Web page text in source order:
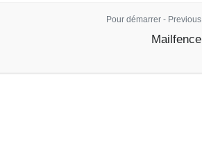
Pour démarrer - Previous
Mailfence